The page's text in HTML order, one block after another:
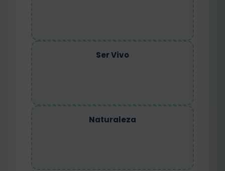
Ser Vivo
Naturaleza